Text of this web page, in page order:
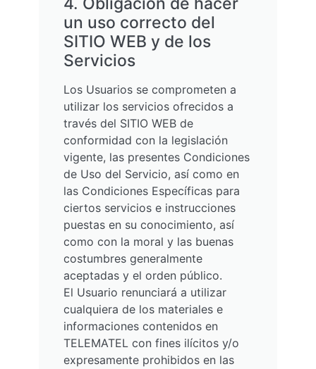
un uso correcto del
SITIO WEB y de los
Servicios
Los Usuarios se comprometen a
utilizar los servicios ofrecidos a
través del SITIO WEB de
conformidad con la legislación
vigente, las presentes Condiciones
de Uso del Servicio, así como en
las Condiciones Específicas para
ciertos servicios e instrucciones
puestas en su conocimiento, así
como con la moral y las buenas
costumbres generalmente
aceptadas y el orden público.
El Usuario renunciará a utilizar
cualquiera de los materiales e
informaciones contenidos en
TELEMATEL con fines ilícitos y/o
expresamente prohibidos en las